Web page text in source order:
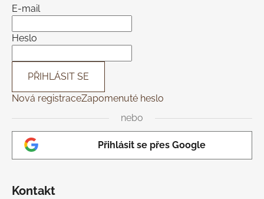
p
r
v
v
ý
p
i
s
E-mail
Heslo
PŘIHLÁSIT SE
Nová registraceZapomenuté heslo
nebo
Přihlásit se přes Google
Kontakt